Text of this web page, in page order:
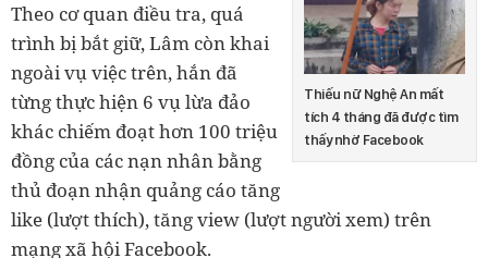
Thiếu nữ Nghệ An mất
tích 4 tháng đã được tìm
thấy nhờ Facebook
Theo cơ quan điều tra, quá
trình bị bắt giữ, Lâm còn khai
ngoài vụ việc trên, hắn đã
từng thực hiện 6 vụ lừa đảo
khác chiếm đoạt hơn 100 triệu
đồng của các nạn nhân bằng
thủ đoạn nhận quảng cáo tăng
like (lượt thích), tăng view (lượt người xem) trên
mạng xã hội Facebook.